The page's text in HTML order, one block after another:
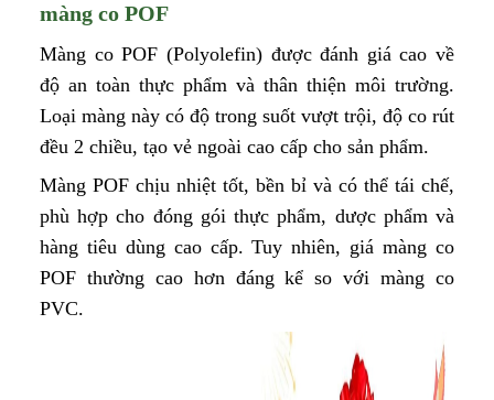
màng co POF
Màng co POF (Polyolefin) được đánh giá cao về
độ an toàn thực phẩm và thân thiện môi trường.
Loại màng này có độ trong suốt vượt trội, độ co rút
đều 2 chiều, tạo vẻ ngoài cao cấp cho sản phẩm.
Màng POF chịu nhiệt tốt, bền bỉ và có thể tái chế,
phù hợp cho đóng gói thực phẩm, dược phẩm và
hàng tiêu dùng cao cấp. Tuy nhiên, giá màng co
POF thường cao hơn đáng kể so với màng co
PVC.